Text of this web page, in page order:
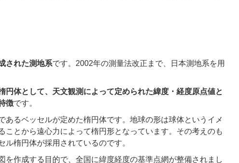
された測地系です。2002年の測量法改正まで、日本測地系を用
円体として、天文観測によって定められた緯度・経度原点値と
徴です。
あるベッセルが定めた楕円体です。地球の形は球体というイメ
ことから遠心力によって楕円形となっています。その考えのも
楕円体が採用されているのです。
を作成する目的で、全国に緯度経度の基準点網が整備されまし